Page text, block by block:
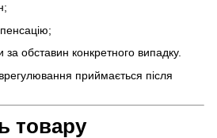
обставин конкретного випадку.
приймається після
товару